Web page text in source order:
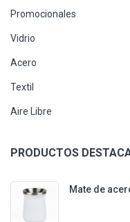
Promocionales
Vidrio
Acero
Textil
Aire Libre
PRODUCTOS
Mate de